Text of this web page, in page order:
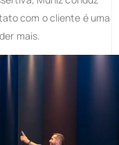
com o cliente é uma
mais.